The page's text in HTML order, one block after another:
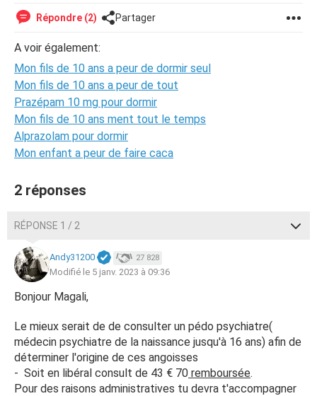
Répondre (2) Partager
A voir également:
Mon fils de 10 ans a peur de dormir seul
Mon fils de 10 ans a peur de tout
Prazépam 10 mg pour dormir
Mon fils de 10 ans ment tout le temps
Alprazolam pour dormir
Mon enfant a peur de faire caca
2 réponses
RÉPONSE 1 / 2
Andy31200 27 828
Modifié le 5 janv. 2023 à 09:36
Bonjour Magali,
Le mieux serait de de consulter un pédo psychiatre(
médecin psychiatre de la naissance jusqu'à 16 ans) afin de
déterminer l'origine de ces angoisses
- Soit en libéral consult de 43 € 70 remboursée.
Pour des raisons administratives tu devra t'accompagner